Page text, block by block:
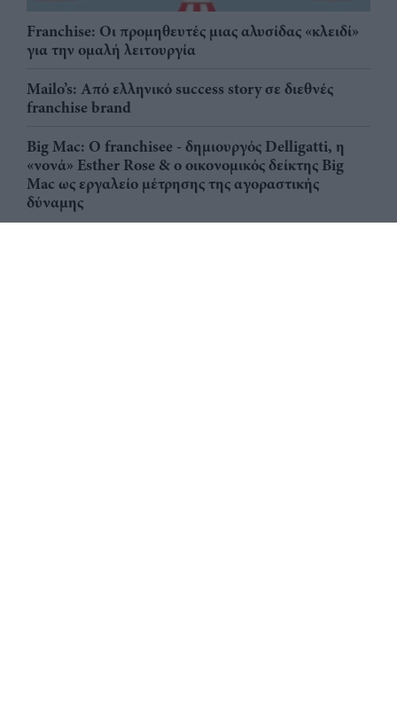
Franchise: Οι προμηθευτές μιας αλυσίδας «κλειδί»
για την ομαλή λειτουργία
Mailo’s: Από ελληνικό success story σε διεθνές
franchise brand
Big Mac: Ο franchisee - δημιουργός Delligatti, η
«νονά» Esther Rose & ο οικονομικός δείκτης Big
Mac ως εργαλείο μέτρησης της αγοραστικής
δύναμης